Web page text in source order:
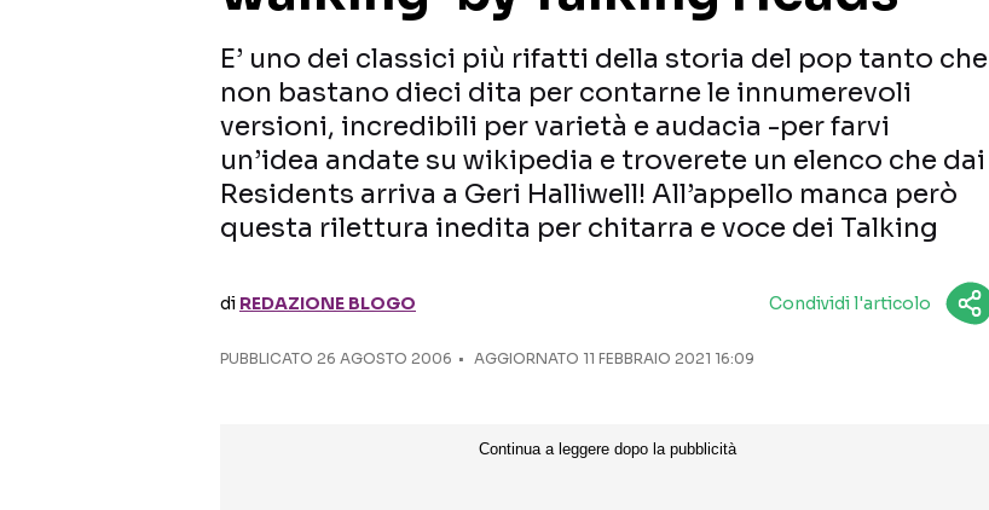
E’ uno dei classici più rifatti della storia del pop tanto che
non bastano dieci dita per contarne le innumerevoli
versioni, incredibili per varietà e audacia -per farvi
un’idea andate su wikipedia e troverete un elenco che dai
Residents arriva a Geri Halliwell! All’appello manca però
questa rilettura inedita per chitarra e voce dei Talking
di REDAZIONE BLOGO Condividi l'articolo
PUBBLICATO 26 AGOSTO 2006 AGGIORNATO 11 FEBBRAIO 2021 16:09